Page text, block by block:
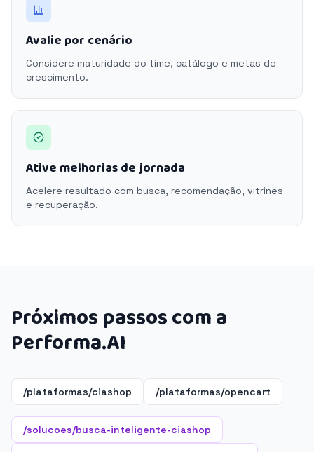
Avalie por cenário
Considere maturidade do time, catálogo e metas de
crescimento.
Ative melhorias de jornada
Acelere resultado com busca, recomendação, vitrines
e recuperação.
Próximos passos com a
Performa.AI
/plataformas/ciashop /plataformas/opencart
/solucoes/busca-inteligente-ciashop